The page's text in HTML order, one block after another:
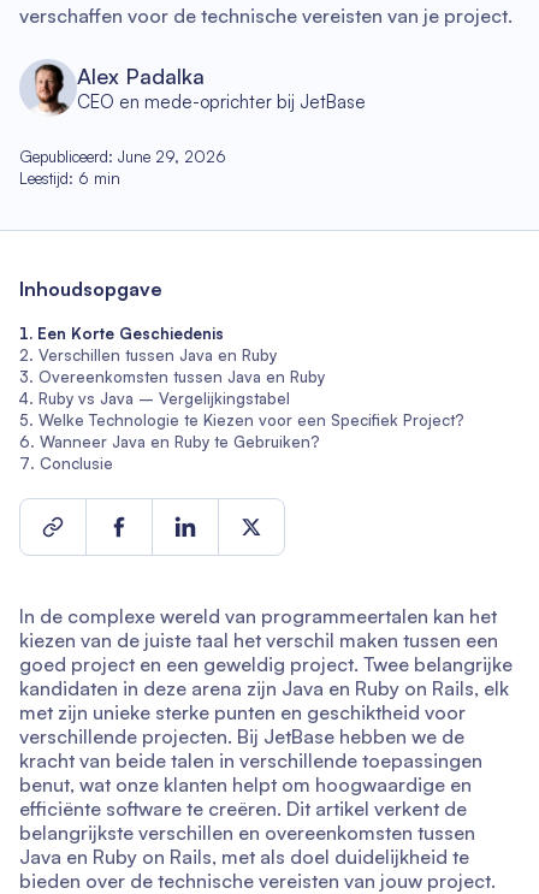
verschaffen voor de technische vereisten van je project.
Alex Padalka
CEO en mede-oprichter bij JetBase
Gepubliceerd: June 29, 2026
Leestijd: 6 min
In de complexe wereld van programmeertalen kan het
kiezen van de juiste taal het verschil maken tussen een
goed project en een geweldig project. Twee belangrijke
kandidaten in deze arena zijn Java en Ruby on Rails, elk
met zijn unieke sterke punten en geschiktheid voor
verschillende projecten. Bij JetBase hebben we de
kracht van beide talen in verschillende toepassingen
benut, wat onze klanten helpt om hoogwaardige en
efficiënte software te creëren. Dit artikel verkent de
belangrijkste verschillen en overeenkomsten tussen
Java en Ruby on Rails, met als doel duidelijkheid te
bieden over de technische vereisten van jouw project.
Inhoudsopgave
Een Korte Geschiedenis
Verschillen tussen Java en Ruby
Overeenkomsten tussen Java en Ruby
Ruby vs Java – Vergelijkingstabel
Welke Technologie te Kiezen voor een Specifiek Project?
Wanneer Java en Ruby te Gebruiken?
Conclusie